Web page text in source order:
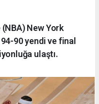
New York
90 yendi ve final
ulaştı.